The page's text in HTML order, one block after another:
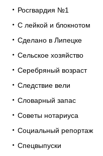
Росгвардия №1
С лейкой и блокнотом
Сделано в Липецке
Сельское хозяйство
Серебряный возраст
Следствие вели
Словарный запас
Советы нотариуса
Социальный репортаж
Спецвыпуски